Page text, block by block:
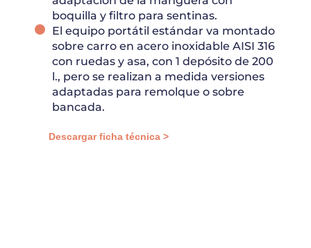
boquilla y filtro para sentinas.
El equipo portátil estándar va montado
sobre carro en acero inoxidable AISI 316
con ruedas y asa, con 1 depósito de 200
l., pero se realizan a medida versiones
adaptadas para remolque o sobre
bancada.
Descargar ficha técnica >